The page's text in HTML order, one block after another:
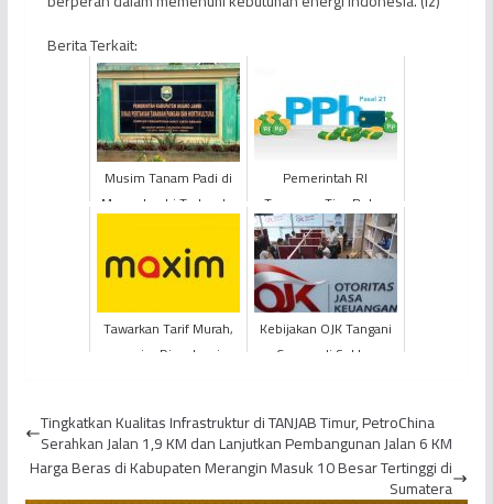
Berita Terkait:
Musim Tanam Padi di
Muaro Jambi Tertunda,
Pertanian Terendam
Ban...
Pemerintah RI
Tanggung Tiga Bulan
PPh Pasal 21 Bagi
Karyawan HOREKA
Tawarkan Tarif Murah,
maxim Dievaluasi
Kebijakan OJK Tangani
Corona di Sektor
Modal
Tingkatkan Kualitas Infrastruktur di TANJAB Timur, PetroChina
Serahkan Jalan 1,9 KM dan Lanjutkan Pembangunan Jalan 6 KM
Harga Beras di Kabupaten Merangin Masuk 10 Besar Tertinggi di
Sumatera